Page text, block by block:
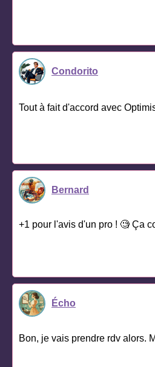
Condorito
Tout à fait d'accord avec
Bernard
+1 pour l'avis d'un pro ! 🧐 Ça
Écho
Bon, je vais prendre rdv alors.